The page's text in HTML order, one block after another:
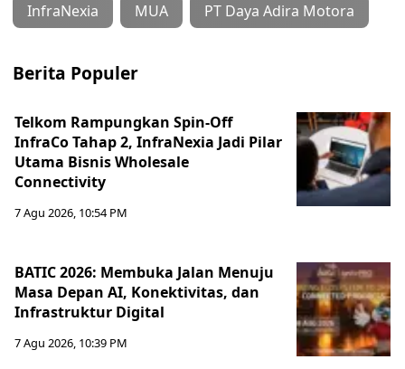
InfraNexia MUA PT Daya Adira Motora
Berita Populer
Telkom Rampungkan Spin-Off
InfraCo Tahap 2, InfraNexia Jadi Pilar
Utama Bisnis Wholesale
Connectivity
7 Agu 2026, 10:54 PM
BATIC 2026: Membuka Jalan Menuju
Masa Depan AI, Konektivitas, dan
Infrastruktur Digital
7 Agu 2026, 10:39 PM